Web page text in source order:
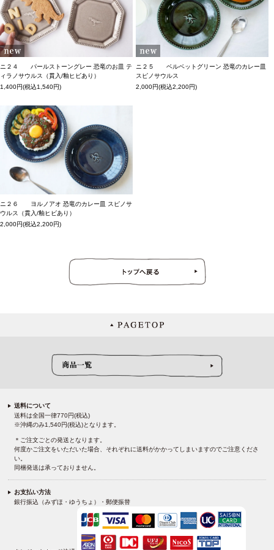
ニ２４ パールストーングレー 恐竜のお皿 テ
ィラノサウルス（貫入/釉ヒビあり）
1,400円(税込1,540円)
ニ２５ ベルベットグリーン 恐竜のカレー皿
スピノサウルス
2,000円(税込2,200円)
ニ２６ ヨルノアオ 恐竜のカレー皿 スピノサ
ウルス（貫入/釉ヒビあり）
2,000円(税込2,200円)
送料について
送料は全国一律770円(税込)
※沖縄のみ1,540円(税込)となります。
＊ご注文ごとの発送となります。
何度かご注文をいただいた場合、それぞれに送料がかかってしまいますのでご注意くださ
い。
同梱発送は承っておりません。
お支払い方法
銀行振込（みずほ・ゆうちょ）・郵便振替